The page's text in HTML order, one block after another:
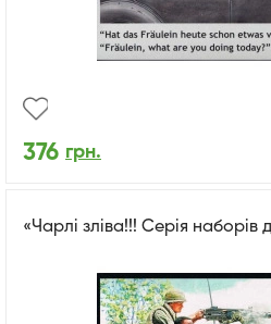
376 грн.
«Чарлі зліва!!! Серія наборів